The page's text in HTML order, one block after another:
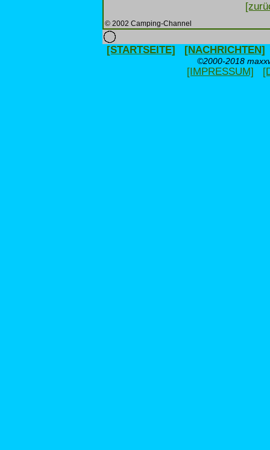
© 2002 Camping-Channel
[STARTSEITE] [NACHRICHTEN]
©2000-2018
[IMPRESSUM]